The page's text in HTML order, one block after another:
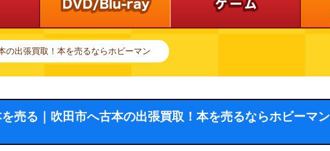
の出張買取！本を売るならホビーマン
売る｜吹田市へ古本の出張買取！本を売るならホビーマン